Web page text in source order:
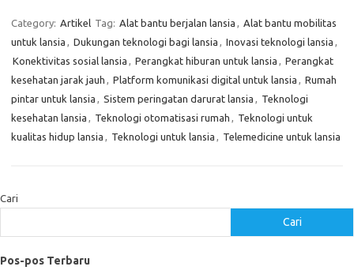
Category: Artikel Tag: Alat bantu berjalan lansia , Alat bantu mobilitas
untuk lansia , Dukungan teknologi bagi lansia , Inovasi teknologi lansia ,
Konektivitas sosial lansia , Perangkat hiburan untuk lansia , Perangkat
kesehatan jarak jauh , Platform komunikasi digital untuk lansia , Rumah
pintar untuk lansia , Sistem peringatan darurat lansia , Teknologi
kesehatan lansia , Teknologi otomatisasi rumah , Teknologi untuk
kualitas hidup lansia , Teknologi untuk lansia , Telemedicine untuk lansia
Cari
Cari
Pos-pos Terbaru